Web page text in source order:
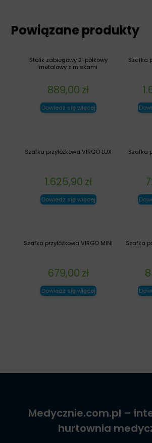
Powiązane produkty
Szafka
Stolik zabiegowy 2-półkowy
metalowy z miskami
889,00 zł
Dowiedz się więcej
Szafka
Szafka przyłóżkowa VIRGO LUX
1.625,90 zł
Dowiedz się więcej
Szafka
Szafka przyłóżkowa VIRGO MINI
679,00 zł
Dowiedz się więcej
Medycznie.com.pl –
hurtownia